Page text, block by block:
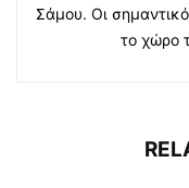
Σάμου. Οι
το χώρο